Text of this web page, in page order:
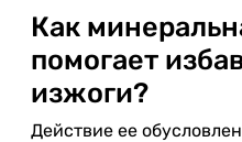
Как
помогает
изжоги?
Действие ее